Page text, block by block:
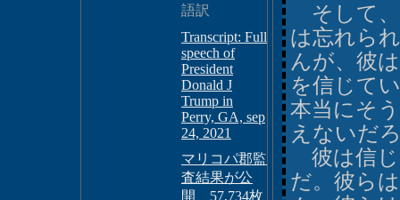
語訳
Transcript: Full
speech of
President
Donald J
Trump in
Perry, GA, sep
24, 2021
マリコパ郡監
査結果が公
開、57,734枚
そして、
は忘れら
んが、彼
を信じて
本当にそ
えないだ
彼は信じ
だ。彼ら